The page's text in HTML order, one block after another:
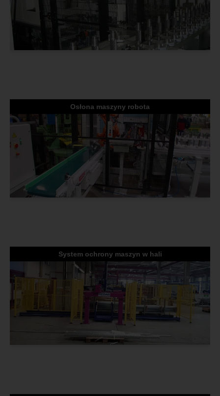
Osłona maszyny robota
System ochrony maszyn w hali